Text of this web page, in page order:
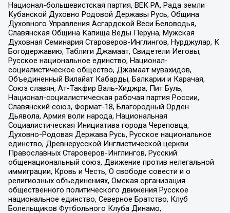
Национал-большевистская партия, ВЕК РА, Рада земли
Кубанской Духовно Родовой Державы Русь, Община
Духовного Управления Асгардской Веси Беловодья,
Славянская Община Капища Веды Перуна, Мужская
Духовная Семинария Староверов-Инглингов, Нурджулар, К
Богодержавию, Таблиги Джамаат, Свидетели Иеговы,
Русское национальное единство, Национал-
социалистическое общество, Джамаат мувахидов,
Объединенный Вилайат Кабарды, Балкарии и Карачая,
Союз славян, Ат-Такфир Валь-Хиджра, Пит Буль,
Национал-социалистическая рабочая партия России,
Славянский союз, Формат-18, Благородный Орден
Дьявола, Армия воли народа, Национальная
Социалистическая Инициатива города Череповца,
Духовно-Родовая Держава Русь, Русское национальное
единство, Древнерусской Инглистической церкви
Православных Староверов-Инглингов, Русский
общенациональный союз, Движение против нелегальной
иммиграции, Кровь и Честь, О свободе совести и о
религиозных объединениях, Омская организация
общественного политического движения Русское
национальное единство, Северное Братство, Клуб
Болельщиков Футбольного Клуба Динамо,